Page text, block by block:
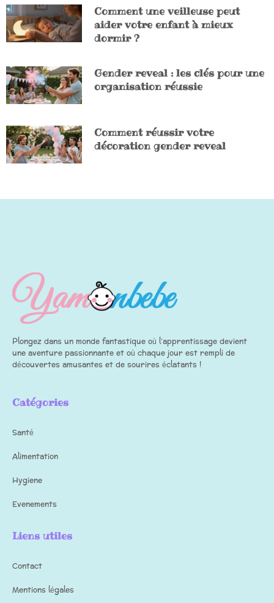
Comment une veilleuse peut
aider votre enfant à mieux
dormir ?
Gender reveal : les clés pour une
organisation réussie
Comment réussir votre
décoration gender reveal
Plongez dans un monde fantastique où l’apprentissage devient
une aventure passionnante et où chaque jour est rempli de
découvertes amusantes et de sourires éclatants !
Catégories
Santé
Alimentation
Hygiene
Evenements
Liens utiles
Contact
Mentions légales